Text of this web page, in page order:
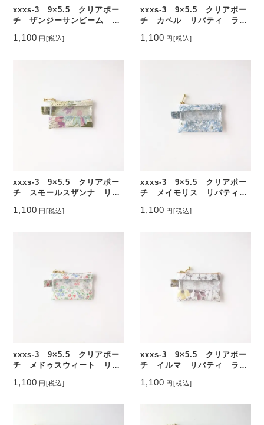
xxxs-3 9×5.5 クリアポー
チ ザンジーサンビーム リ
1,100 円[税込]
xxxs-3 9×5.5 クリアポー
チ カペル リバティ ラミ
1,100 円[税込]
xxxs-3 9×5.5 クリアポー
チ スモールスザンナ リバ
1,100 円[税込]
xxxs-3 9×5.5 クリアポー
チ メイモリス リバティ
1,100 円[税込]
xxxs-3 9×5.5 クリアポー
チ メドゥスウィート リバ
1,100 円[税込]
xxxs-3 9×5.5 クリアポー
チ イルマ リバティ ラミ
1,100 円[税込]